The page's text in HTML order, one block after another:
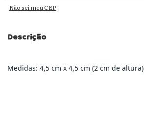
Não sei meu CEP
Descrição
Medidas: 4,5 cm x 4,5 cm (2 cm de altura)